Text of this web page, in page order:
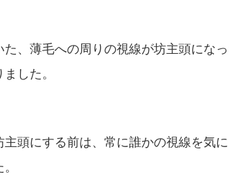
、薄毛への周りの視線が坊主頭にな
した。
頭にする前は、常に誰かの視線を気